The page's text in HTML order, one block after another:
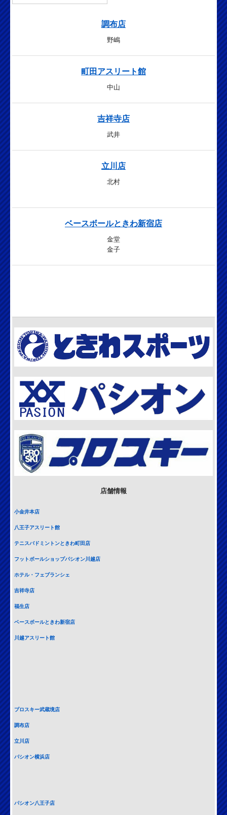
調布店
野嶋
町田アスリート館
中山
吉祥寺店
武井
立川店
北村
ベースボールときわ新宿店
金堂
金子
店舗情報
小金井本店
八王子アスリート館
テニスバドミントンときわ町田店
フットボールショップパシオン川越店
ホテル・フェブランシェ
吉祥寺店
福生店
ベースボールときわ新宿店
川越アスリート館
プロスキー武蔵境店
調布店
立川店
パシオン横浜店
パシオン八王子店